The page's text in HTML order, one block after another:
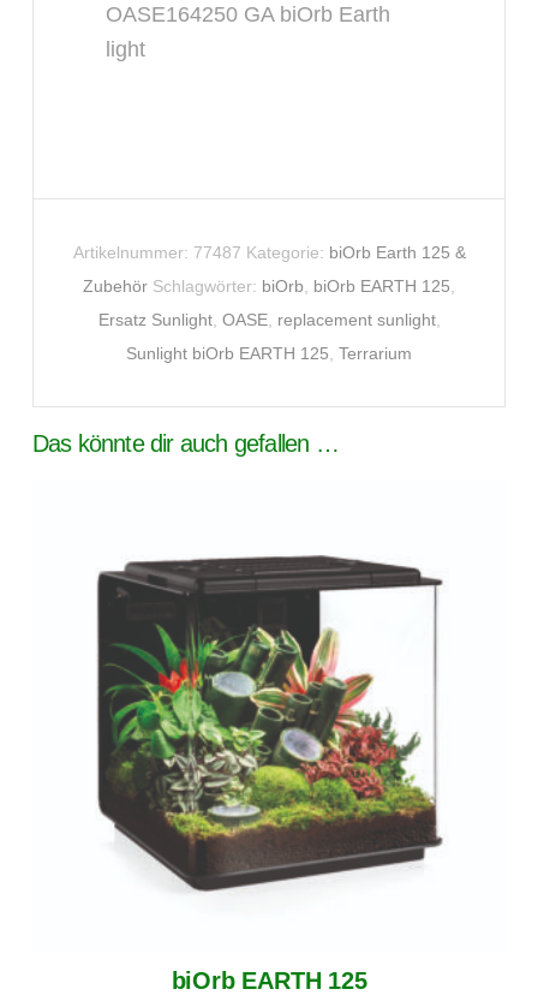
OASE164250 GA biOrb Earth
light
Artikelnummer: 77487 Kategorie: biOrb Earth 125 &
Zubehör Schlagwörter: biOrb, biOrb EARTH 125,
Ersatz Sunlight, OASE, replacement sunlight,
Sunlight biOrb EARTH 125, Terrarium
Das könnte dir auch gefallen …
biOrb EARTH 125